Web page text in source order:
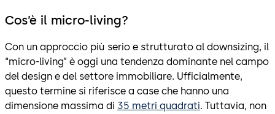
Cos’è il micro-living?
Con un approccio più serio e strutturato al downsizing, il
“micro-living” è oggi una tendenza dominante nel campo
del design e del settore immobiliare. Ufficialmente,
questo termine si riferisce a case che hanno una
dimensione massima di 35 metri quadrati. Tuttavia, non